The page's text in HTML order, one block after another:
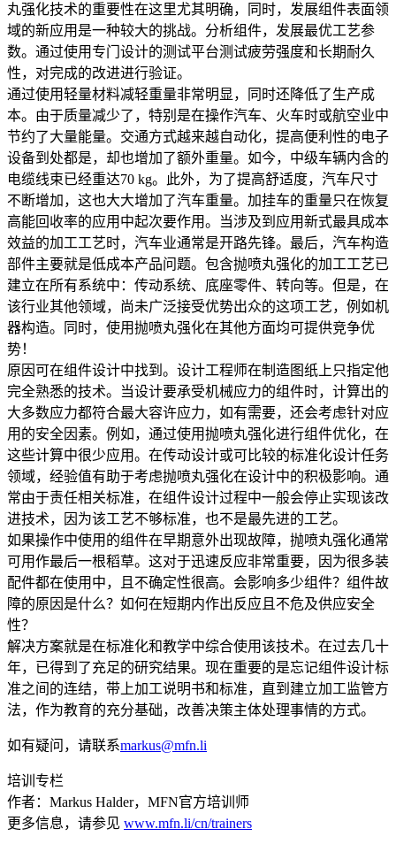
丸强化技术的重要性在这里尤其明确，同时，发展组件表面领
域的新应用是一种较大的挑战。分析组件，发展最优工艺参
数。通过使用专门设计的测试平台测试疲劳强度和长期耐久
性，对完成的改进进行验证。
通过使用轻量材料减轻重量非常明显，同时还降低了生产成
本。由于质量减少了，特别是在操作汽车、火车时或航空业中
节约了大量能量。交通方式越来越自动化，提高便利性的电子
设备到处都是，却也增加了额外重量。如今，中级车辆内含的
电缆线束已经重达70 kg。此外，为了提高舒适度，汽车尺寸
不断增加，这也大大增加了汽车重量。加挂车的重量只在恢复
高能回收率的应用中起次要作用。当涉及到应用新式最具成本
效益的加工工艺时，汽车业通常是开路先锋。最后，汽车构造
部件主要就是低成本产品问题。包含抛喷丸强化的加工工艺已
建立在所有系统中：传动系统、底座零件、转向等。但是，在
该行业其他领域，尚未广泛接受优势出众的这项工艺，例如机
器构造。同时，使用抛喷丸强化在其他方面均可提供竞争优
势！
原因可在组件设计中找到。设计工程师在制造图纸上只指定他
完全熟悉的技术。当设计要承受机械应力的组件时，计算出的
大多数应力都符合最大容许应力，如有需要，还会考虑针对应
用的安全因素。例如，通过使用抛喷丸强化进行组件优化，在
这些计算中很少应用。在传动设计或可比较的标准化设计任务
领域，经验值有助于考虑抛喷丸强化在设计中的积极影响。通
常由于责任相关标准，在组件设计过程中一般会停止实现该改
进技术，因为该工艺不够标准，也不是最先进的工艺。
如果操作中使用的组件在早期意外出现故障，抛喷丸强化通常
可用作最后一根稻草。这对于迅速反应非常重要，因为很多装
配件都在使用中，且不确定性很高。会影响多少组件？组件故
障的原因是什么？如何在短期内作出反应且不危及供应安全
性？
解决方案就是在标准化和教学中综合使用该技术。在过去几十
年，已得到了充足的研究结果。现在重要的是忘记组件设计标
准之间的连结，带上加工说明书和标准，直到建立加工监管方
法，作为教育的充分基础，改善决策主体处理事情的方式。
如有疑问，请联系markus@mfn.li
培训专栏
作者：Markus Halder，MFN官方培训师
更多信息，请参见 www.mfn.li/cn/trainers